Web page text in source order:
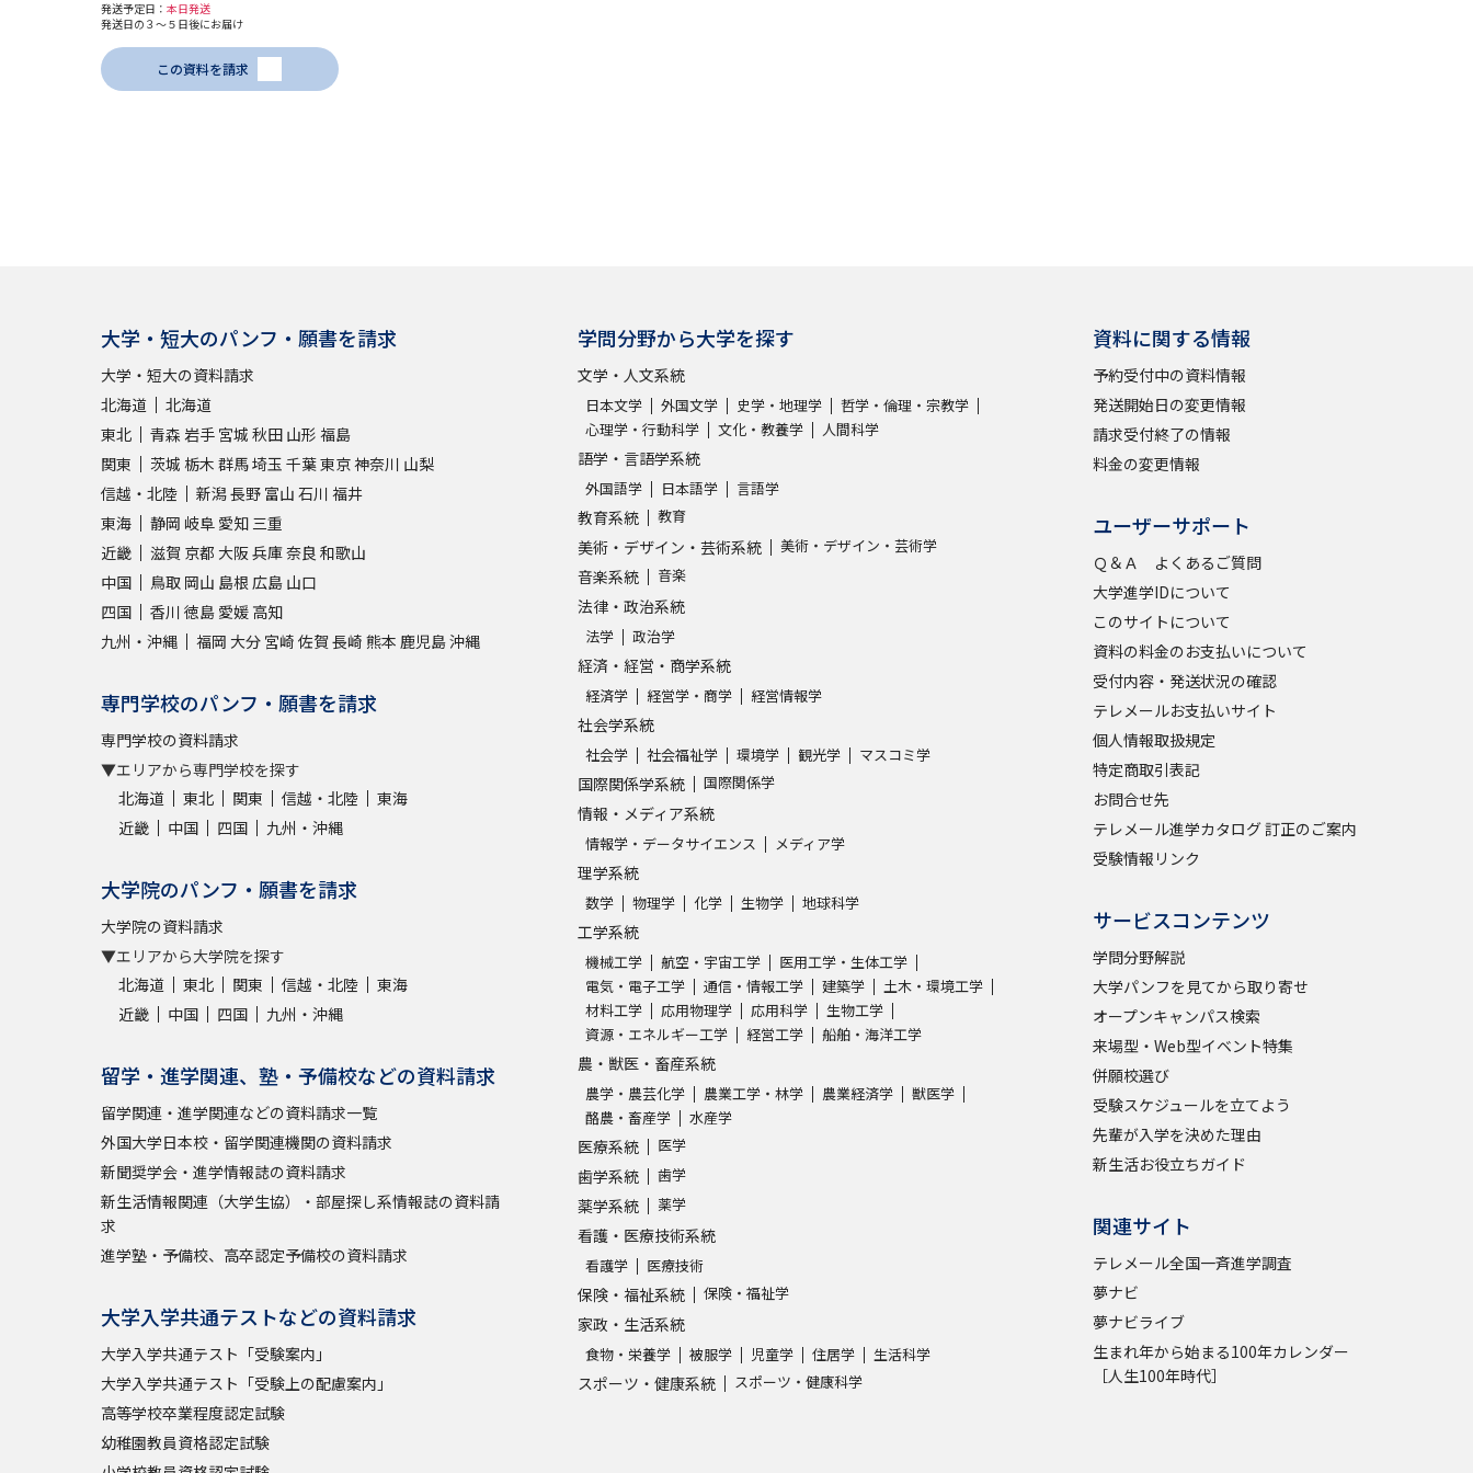
発送予定日： 本日発送
発送日の３～５日後にお届け
この資料を請求
大学・短大のパンフ・願書を請求
大学・短大の資料請求
北海道
北海道
東北
青森 岩手 宮城 秋田 山形 福島
関東
茨城 栃木 群馬埼玉 千葉東京神奈川 山梨
信越・北陸
新潟長野 富山 石川 福井
東海
静岡 岐阜 愛知 三重
近畿
滋賀 京都 大阪兵庫奈良 和歌山
中国
鳥取 岡山 島根 広島 山口
四国
香川 徳島 愛媛 高知
九州・沖縄
福岡 大分 宮崎 佐賀 長崎 熊本 鹿児島沖縄
専門学校のパンフ・願書を請求
専門学校の資料請求
▼エリアから専門学校を探す
北海道
東北 関東 信越・北陸
東海
近畿
中国 四国 九州・沖縄
大学院のパンフ・願書を請求
大学院の資料請求
▼エリアから大学院を探す
北海道
東北 関東 信越・北陸
東海
近畿
中国 四国 九州・沖縄
留学・進学関連、塾・予備校などの資料請求
留学関連・進学関連などの資料請求一覧
外国大学日本校・留学関連機関の資料請求
新聞奨学会・進学情報誌の資料請求
新生活情報関連（大学生協）・部屋探し系情報誌の資料請
求
進学塾・予備校、高卒認定予備校の資料請求
大学入学共通テストなどの資料請求
大学入学共通テスト「受験案内」
大学入学共通テスト「受験上の配慮案内」
高等学校卒業程度認定試験
幼稚園教員資格認定試験
学問分野から大学を探す
文学・人文系統
日本文学 外国文学 史学・地理学
哲学・倫理・宗教学
心理学・行動科学
文化・教養学 人間科学
語学・言語学系統
外国語学 日本語学 言語学
教育系統 教育
美術・デザイン・芸術系統 美術・デザイン・芸術学
音楽系統 音楽
法律・政治系統
法学 政治学
経済・経営・商学系統
経済学 経営学・商学 経営情報学
社会学系統
社会学 社会福祉学 環境学 観光学 マスコミ学
国際関係学系統 国際関係学
情報・メディア系統
情報学・データサイエンス メディア学
理学系統
数学 物理学 化学 生物学 地球科学
工学系統
機械工学 航空・宇宙工学
医用工学・生体工学
電気・電子工学
通信・情報工学 建築学
土木・環境工学
材料工学
応用物理学 応用科学
生物工学
資源・エネルギー工学
経営工学 船舶・海洋工学
農・獣医・畜産系統
農学・農芸化学 農業工学・林学 農業経済学
獣医学
酪農・畜産学
水産学
医療系統 医学
歯学系統 歯学
薬学系統 薬学
看護・医療技術系統
看護学 医療技術
保険・福祉系統 保険・福祉学
家政・生活系統
食物・栄養学 被服学 児童学 住居学 生活科学
スポーツ・健康系統 スポーツ・健康科学
資料に関する情報
予約受付中の資料情報
発送開始日の変更情報
請求受付終了の情報
料金の変更情報
ユーザーサポート
Ｑ＆Ａ よくあるご質問
大学進学IDについて
このサイトについて
資料の料金のお支払いについて
受付内容・発送状況の確認
テレメールお支払いサイト
個人情報取扱規定
特定商取引表記
お問合せ先
テレメール進学カタログ 訂正のご案内
受験情報リンク
サービスコンテンツ
学問分野解説
大学パンフを見てから取り寄せ
オープンキャンパス検索
来場型・Web型イベント特集
併願校選び
受験スケジュールを立てよう
先輩が入学を決めた理由
新生活お役立ちガイド
関連サイト
テレメール全国一斉進学調査
夢ナビ
夢ナビライブ
生まれ年から始まる100年カレンダー
［人生100年時代］